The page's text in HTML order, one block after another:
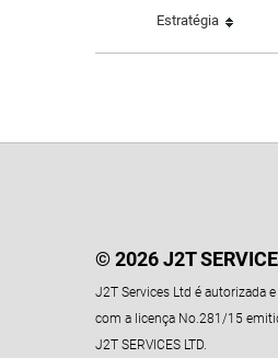
Estratégia
© 2026 J2T
J2T Services Ltd é autorizada
com a licença No.281/15
J2T SERVICES LTD.